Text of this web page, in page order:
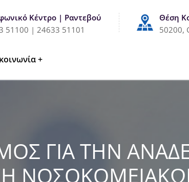
Κέντρο | Ραντεβού
51100 | 24633 51101
Θέση
50200,
ΓΙΑ ΤΗΝ